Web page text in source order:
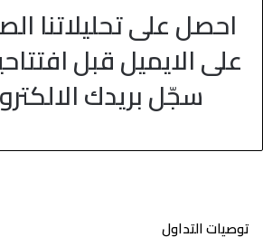
احصل على تحليلاتنا
على الايميل قبل
سجّل بريدك
توصيات التداول